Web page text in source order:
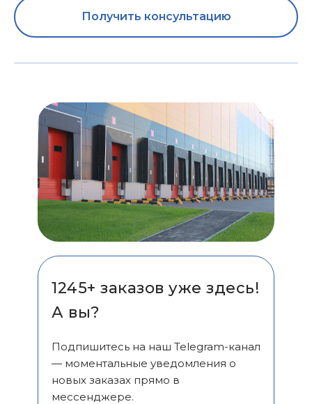
Получить консультацию
Подпишитесь на наш Telegram-канал
— моментальные уведомления о
новых заказах прямо в
мессенджере.
1245+ заказов уже здесь!
А вы?